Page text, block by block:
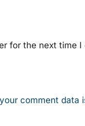
for the next time I
comment data